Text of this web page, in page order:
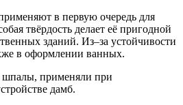
в первую очередь для
твёрдость делает её пригодной
зданий. Из–за устойчивости
в оформлении ванных.
шпалы, применяли при
дамб.